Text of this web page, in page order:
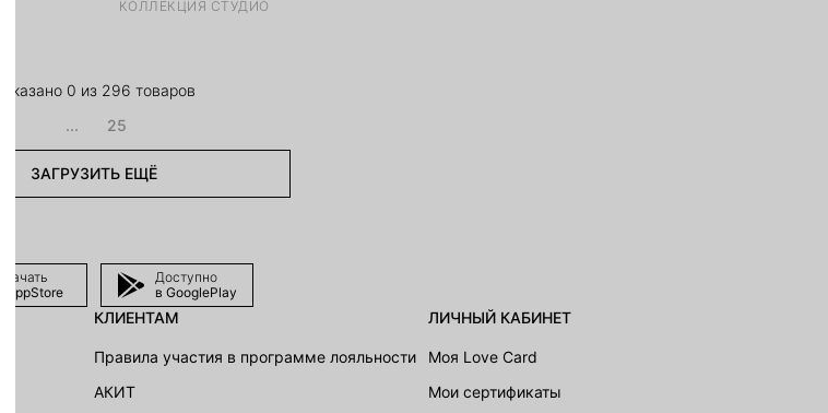
КОЛЛЕКЦИЯ СТУДИО
Показано 0 из 296 товаров
...
25
ЗАГРУЗИТЬ ЕЩЁ
Скачать
в AppStore
Доступно
в GooglePlay
КЛИЕНТАМ
Правила участия в программе лояльности
АКИТ
ЛИЧНЫЙ КАБИНЕТ
Моя Love Card
Мои сертификаты